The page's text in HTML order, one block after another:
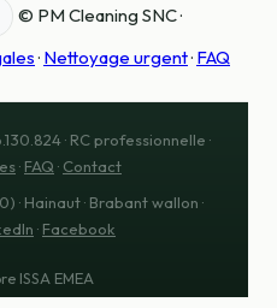
© PM Cleaning SNC ·
· Nettoyage urgent· FAQ
· RC professionnelle ·
· FAQ · Contact
· Hainaut · Brabant wallon ·
· Facebook
ISSA EMEA